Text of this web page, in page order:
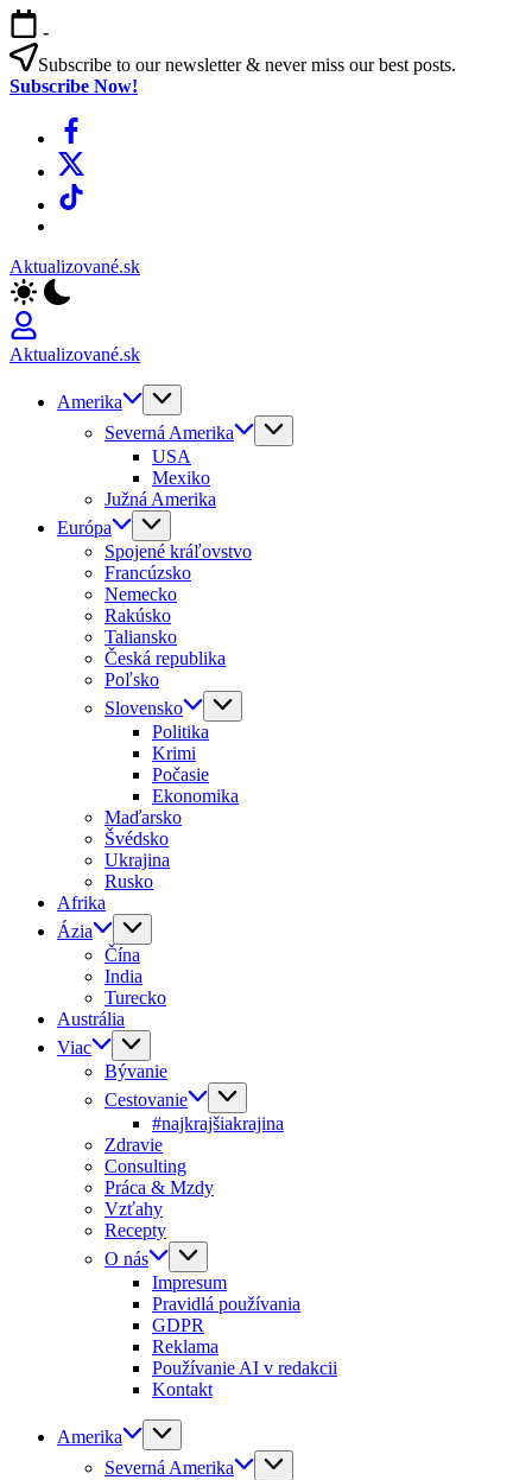
Skip
to
content
-
Subscribe to our newsletter & never miss our best posts.
Subscribe Now!
Facebook
X
TikTok
Aktualizované.sk
Aktualizované.sk
Amerika
Severná Amerika
USA
Mexiko
Južná Amerika
Európa
Spojené kráľovstvo
Francúzsko
Nemecko
Rakúsko
Taliansko
Česká republika
Poľsko
Slovensko
Politika
Krimi
Počasie
Ekonomika
Maďarsko
Švédsko
Ukrajina
Rusko
Afrika
Ázia
Čína
India
Turecko
Austrália
Viac
Bývanie
Cestovanie
#najkrajšiakrajina
Zdravie
Consulting
Práca & Mzdy
Vzťahy
Recepty
O nás
Impresum
Pravidlá používania
GDPR
Reklama
Používanie AI v redakcii
Kontakt
Amerika
Severná Amerika